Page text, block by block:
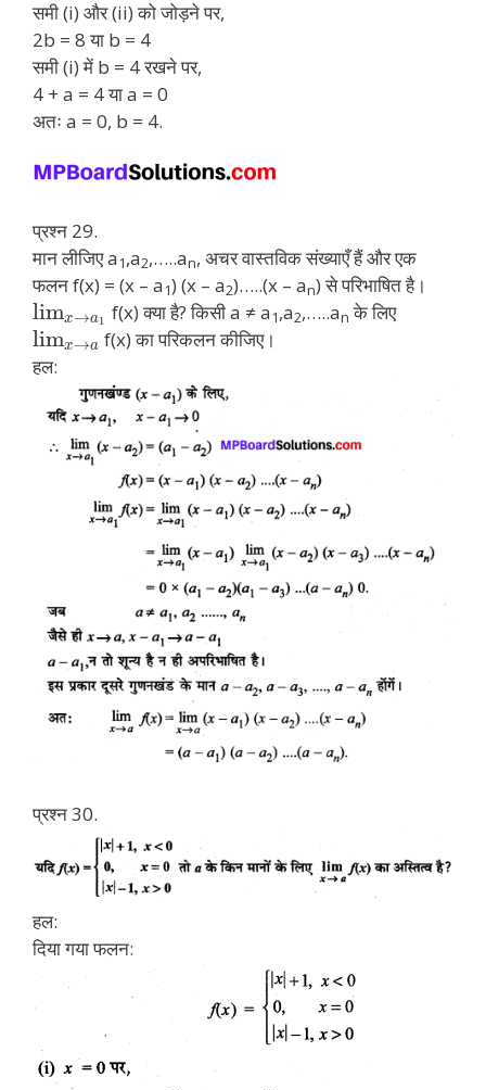
समी (i) और (ii) को जोड़ने पर,
2b = 8 या b = 4
समी (i) में b = 4 रखने पर,
4 + a = 4 या a = 0
अतः a = 0, b = 4.
प्रश्न 29.
मान लीजिए a1,a2,…..an, अचर वास्तविक संख्याएँ हैं और एक
फलन f(x) = (x – a1) (x – a2)…..(x – an) से परिभाषित है।
limx→a1 f(x) क्या है? किसी a ≠ a1,a2,…..an के लिए
limx→a f(x) का परिकलन कीजिए।
हल:
प्रश्न 30.
हल:
दिया गया फलन: